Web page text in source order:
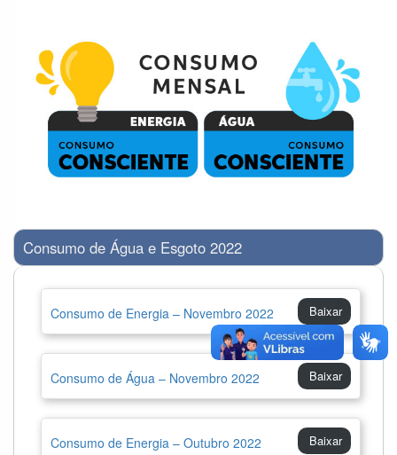
Consumo de Água e Esgoto 2022
Consumo de Energia – Novembro 2022 Baixar
Consumo de Água – Novembro 2022 Baixar
Consumo de Energia – Outubro 2022 Baixar